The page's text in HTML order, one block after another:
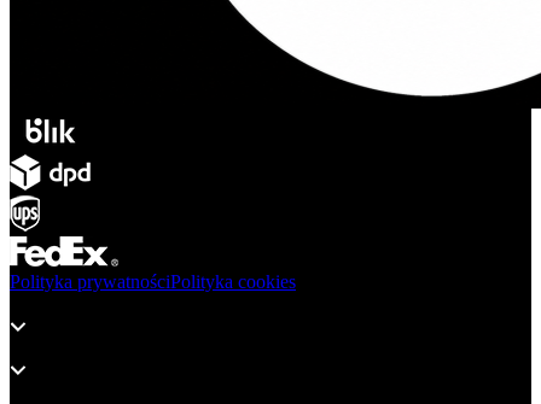
Polityka prywatnościPolityka cookies